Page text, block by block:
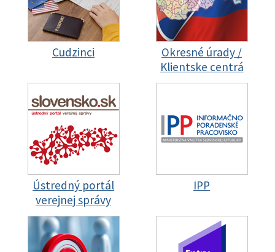
Cudzinci
Okresné úrady /
Klientske centrá
Ústredný portál
verejnej správy
IPP